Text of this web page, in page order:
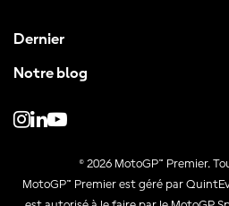
Dernier
Notre blog
© 2026 MotoGP™ Premier.
MotoGP™ Premier est géré par